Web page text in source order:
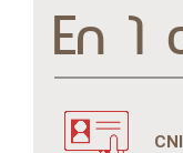
En 1